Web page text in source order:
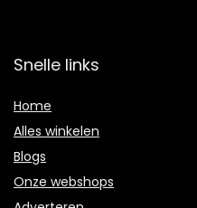
Snelle links
Home
Alles winkelen
Blogs
Onze webshops